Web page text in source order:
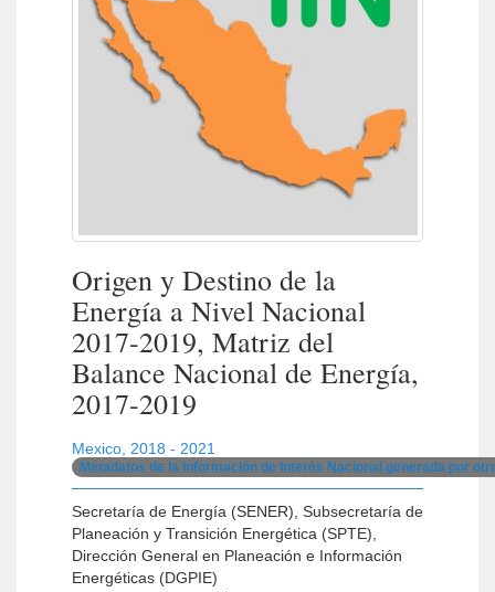
Origen y Destino de la
Energía a Nivel Nacional
2017-2019, Matriz del
Balance Nacional de Energía,
2017-2019
Mexico 2018 - 2021
Metadatos de la Información de Interés Nacional generada por
Secretaría de Energía (SENER), Subsecretaría de
Planeación y Transición Energética (SPTE),
Dirección General en Planeación e Información
Energéticas (DGPIE)